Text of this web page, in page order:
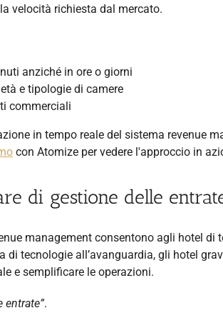
velocità richiesta dal mercato.
anziché in ore o giorni
e tipologie di camere
commerciali
in tempo reale del sistema revenue
con Atomize per vedere l'approccio in
di gestione delle
management consentono agli hotel di
di tecnologie all’avanguardia, gli hotel
e semplificare le operazioni.
entrate”.